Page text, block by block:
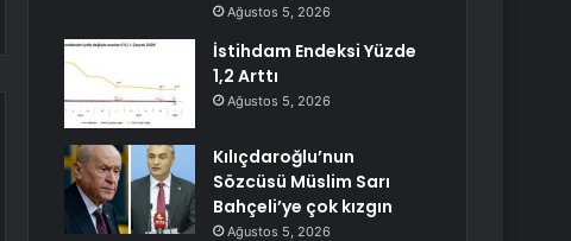
Ağustos 5, 2026
İstihdam Endeksi Yüzde
1,2 Arttı
Ağustos 5, 2026
Kılıçdaroğlu’nun
Sözcüsü Müslim Sarı
Bahçeli’ye çok kızgın
Ağustos 5, 2026